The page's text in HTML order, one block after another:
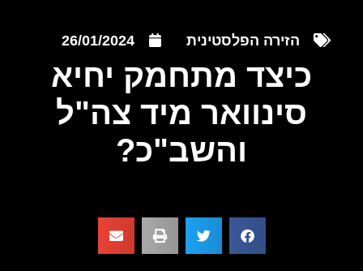
הזירה הפלסטינית 26/01/2024
כיצד מתחמק יחיא
סינוואר מיד צה"ל
והשב"כ?